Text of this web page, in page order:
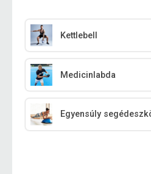
Kettlebell
Medicinlabda
Egyensúly